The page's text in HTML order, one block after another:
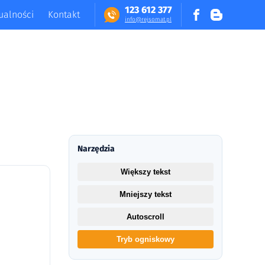
123 612 377
in​fo​@​​rej​somat​.​pl
Kontakt
Narzędzia
Większy tekst
Mniejszy tekst
Autoscroll
Tryb ogniskowy